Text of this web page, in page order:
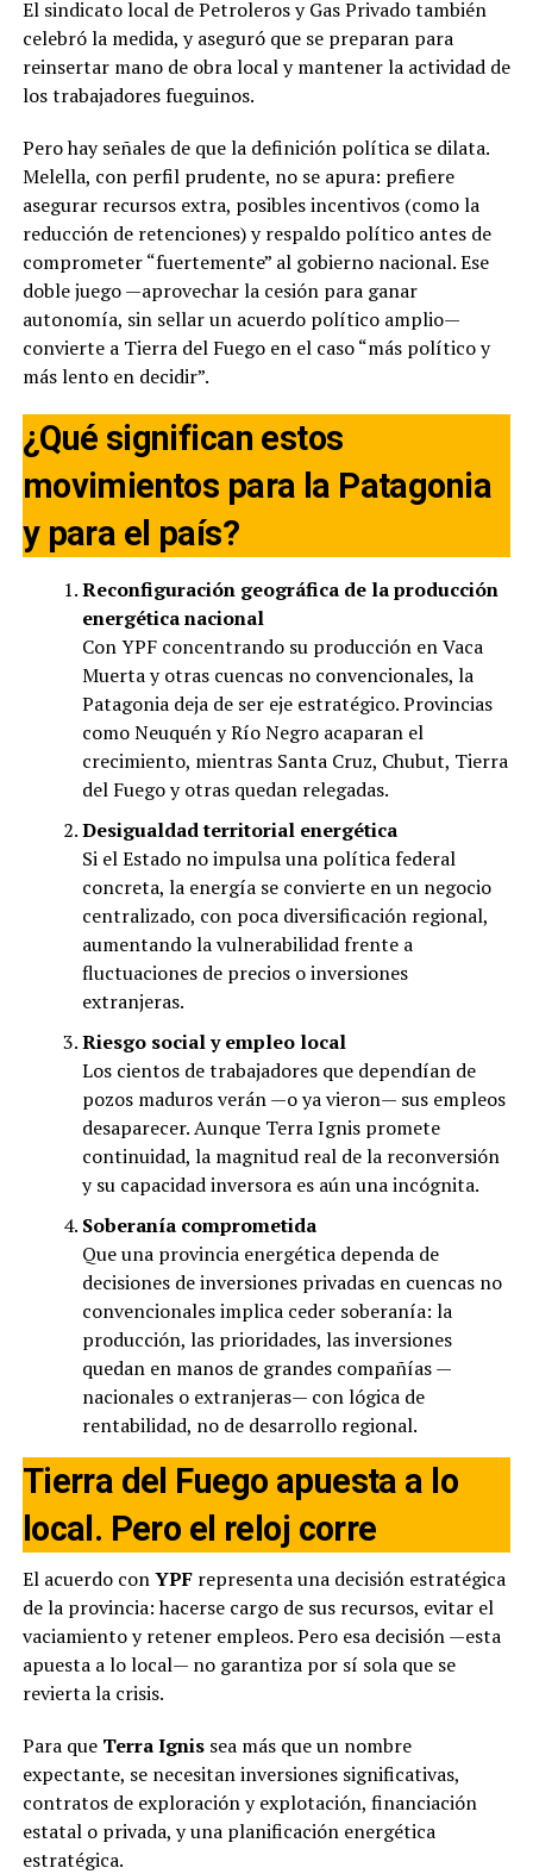
El sindicato local de Petroleros y Gas Privado también
celebró la medida, y aseguró que se preparan para
reinsertar mano de obra local y mantener la actividad de
los trabajadores fueguinos.
Pero hay señales de que la definición política se dilata.
Melella, con perfil prudente, no se apura: prefiere
asegurar recursos extra, posibles incentivos (como la
reducción de retenciones) y respaldo político antes de
comprometer “fuertemente” al gobierno nacional. Ese
doble juego —aprovechar la cesión para ganar
autonomía, sin sellar un acuerdo político amplio—
convierte a Tierra del Fuego en el caso “más político y
más lento en decidir”.
¿Qué significan estos
movimientos para la Patagonia
y para el país?
Reconfiguración geográfica de la producción
energética nacional
Con YPF concentrando su producción en Vaca
Muerta y otras cuencas no convencionales, la
Patagonia deja de ser eje estratégico. Provincias
como Neuquén y Río Negro acaparan el
crecimiento, mientras Santa Cruz, Chubut, Tierra
del Fuego y otras quedan relegadas.
Desigualdad territorial energética
Si el Estado no impulsa una política federal
concreta, la energía se convierte en un negocio
centralizado, con poca diversificación regional,
aumentando la vulnerabilidad frente a
fluctuaciones de precios o inversiones
extranjeras.
Riesgo social y empleo local
Los cientos de trabajadores que dependían de
pozos maduros verán —o ya vieron— sus empleos
desaparecer. Aunque Terra Ignis promete
continuidad, la magnitud real de la reconversión
y su capacidad inversora es aún una incógnita.
Soberanía comprometida
Que una provincia energética dependa de
decisiones de inversiones privadas en cuencas no
convencionales implica ceder soberanía: la
producción, las prioridades, las inversiones
quedan en manos de grandes compañías —
nacionales o extranjeras— con lógica de
rentabilidad, no de desarrollo regional.
Tierra del Fuego apuesta a lo
local. Pero el reloj corre
El acuerdo conYPFrepresenta una decisión estratégica
de la provincia: hacerse cargo de sus recursos, evitar el
vaciamiento y retener empleos. Pero esa decisión —esta
apuesta a lo local— no garantiza por sí sola que se
revierta la crisis.
Para que Terra Ignissea más que un nombre
expectante, se necesitan inversiones significativas,
contratos de exploración y explotación, financiación
estatal o privada, y una planificación energética
estratégica.